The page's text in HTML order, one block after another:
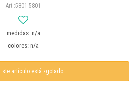
5801-5801
medidas: n/a
colores: n/a
Este artículo está agotado.